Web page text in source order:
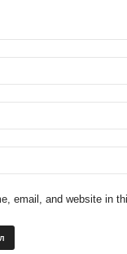
email, and website in